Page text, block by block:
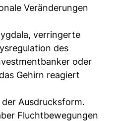
Veränderungen
verringerte
des
oder
Gehirn reagiert
Ausdrucksform.
Fluchtbewegungen